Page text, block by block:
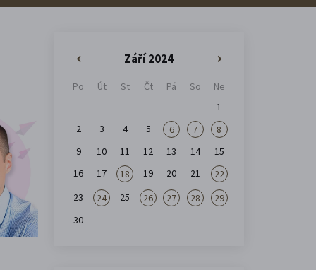
Září 2024
Po Út St Čt Pá So
Ne
1
2
3 4 5 6 7
8
9
10 11 12 13 14
15
16
17 18 19 20 21
22
23
24 25 26 27 28
29
30